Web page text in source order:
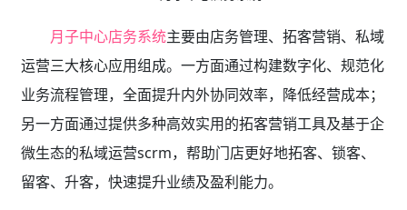
月子中心店务系统主要由店务管理、拓客营销、私域
运营三大核心应用组成。一方面通过构建数字化、规范化
业务流程管理，全面提升内外协同效率，降低经营成本；
另一方面通过提供多种高效实用的拓客营销工具及基于企
微生态的私域运营scrm，帮助门店更好地拓客、锁客、
留客、升客，快速提升业绩及盈利能力。